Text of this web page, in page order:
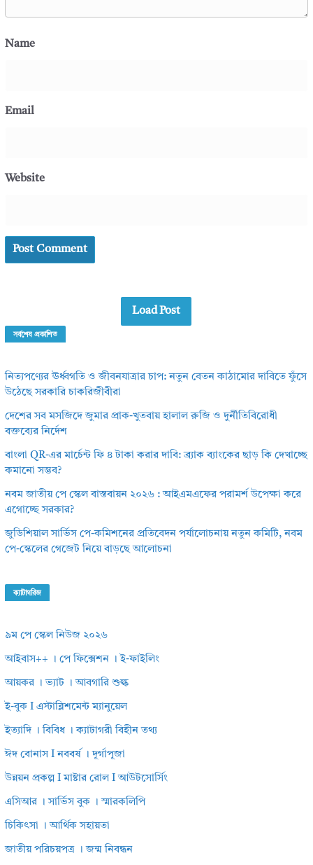
Name
Email
Website
Load Post
সর্বশেষ প্রকাশিত
নিত্যপণ্যের ঊর্ধ্বগতি ও জীবনযাত্রার চাপ: নতুন বেতন কাঠামোর দাবিতে ফুঁসে
উঠেছে সরকারি চাকরিজীবীরা
দেশের সব মসজিদে জুমার প্রাক-খুতবায় হালাল রুজি ও দুর্নীতিবিরোধী
বক্তব্যের নির্দেশ
বাংলা QR-এর মার্চেন্ট ফি ৪ টাকা করার দাবি: ব্র্যাক ব্যাংকের ছাড় কি দেখাচ্ছে
কমানো সম্ভব?
নবম জাতীয় পে স্কেল বাস্তবায়ন ২০২৬ : আইএমএফের পরামর্শ উপেক্ষা করে
এগোচ্ছে সরকার?
জুডিশিয়াল সার্ভিস পে-কমিশনের প্রতিবেদন পর্যালোচনায় নতুন কমিটি, নবম
পে-স্কেলের গেজেট নিয়ে বাড়ছে আলোচনা
ক্যাটাগরিজ
৯ম পে স্কেল নিউজ ২০২৬
আইবাস++ । পে ফিক্সেশন । ই-ফাইলিং
আয়কর । ভ্যাট । আবগারি শুল্ক
ই-বুক I এস্টাব্লিশমেন্ট ম্যানুয়েল
ইত্যাদি । বিবিধ । ক্যাটাগরী বিহীন তথ্য
ঈদ বোনাস I নববর্ষ । দূর্গাপূজা
উন্নয়ন প্রকল্প I মাষ্টার রোল I আউটসোর্সিং
এসিআর । সার্ভিস বুক । স্মারকলিপি
চিকিৎসা । আর্থিক সহায়তা
জাতীয় পরিচয়পত্র । জন্ম নিবন্ধন